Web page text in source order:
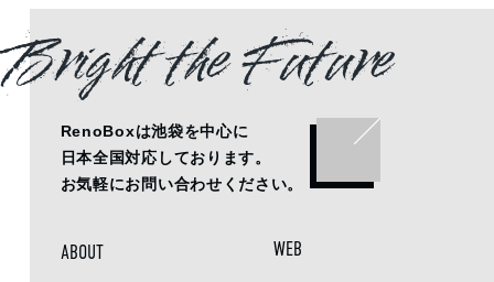
Bright the Future
RenoBoxは池袋を中心に
日本全国対応しております。
お気軽にお問い合わせください。
ABOUT WEB